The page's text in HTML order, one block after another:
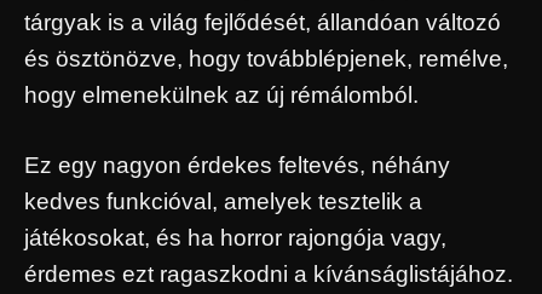
tárgyak is a világ fejlődését, állandóan változó
és ösztönözve, hogy továbblépjenek, remélve,
hogy elmenekülnek az új rémálomból.
Ez egy nagyon érdekes feltevés, néhány
kedves funkcióval, amelyek tesztelik a
játékosokat, és ha horror rajongója vagy,
érdemes ezt ragaszkodni a kívánságlistájához.